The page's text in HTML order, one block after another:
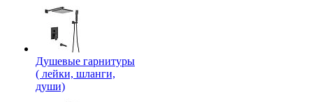
Душевые гарнитуры
( лейки, шланги,
души)